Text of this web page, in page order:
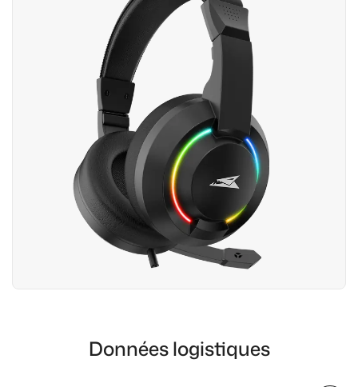
Données logistiques